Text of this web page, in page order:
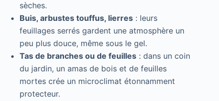
sèches.
Buis, arbustes touffus, lierres : leurs
feuillages serrés gardent une atmosphère un
peu plus douce, même sous le gel.
Tas de branches ou de feuilles : dans un coin
du jardin, un amas de bois et de feuilles
mortes crée un microclimat étonnamment
protecteur.